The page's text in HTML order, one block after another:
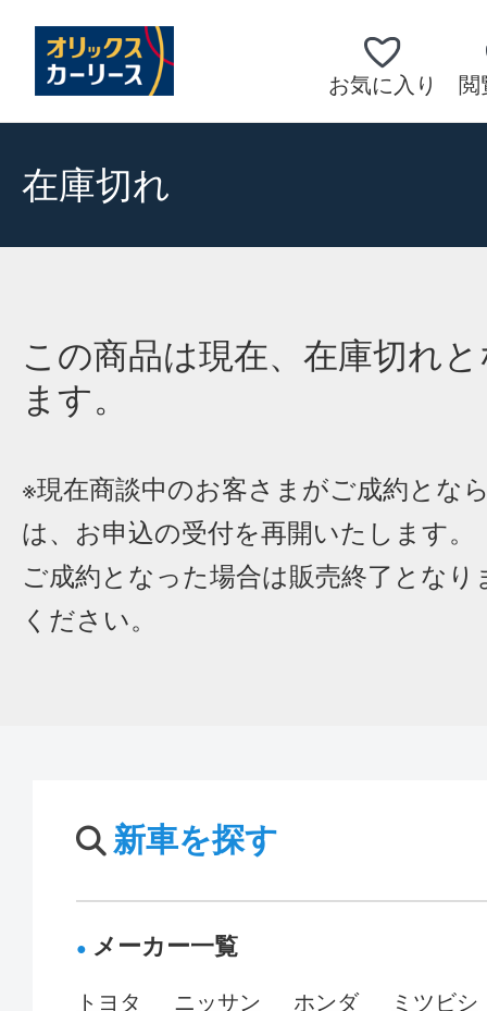
お気に入り 閲
在庫切れ
この商品は現在、在庫切れ
ます。
※現在商談中のお客さまがご成約とな
は、お申込の受付を再開いたします。
ご成約となった場合は販売終了となり
ください。
新車を探す
メーカー一覧
トヨタ ニッサン ホンダ
ミツビシ